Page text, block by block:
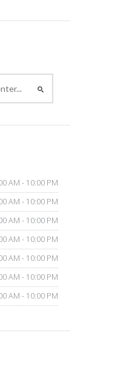
AM - 10:00 PM
AM - 10:00 PM
AM - 10:00 PM
AM - 10:00 PM
AM - 10:00 PM
AM - 10:00 PM
AM - 10:00 PM